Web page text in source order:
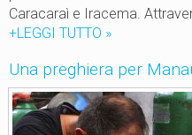
B
s
i
l
e
Caracaraì e Iracema.
+LEGGI TUTTO N
t
i
z
»
Una preghiera per